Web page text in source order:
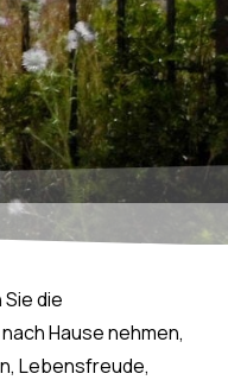
die
Hause nehmen,
Lebensfreude,